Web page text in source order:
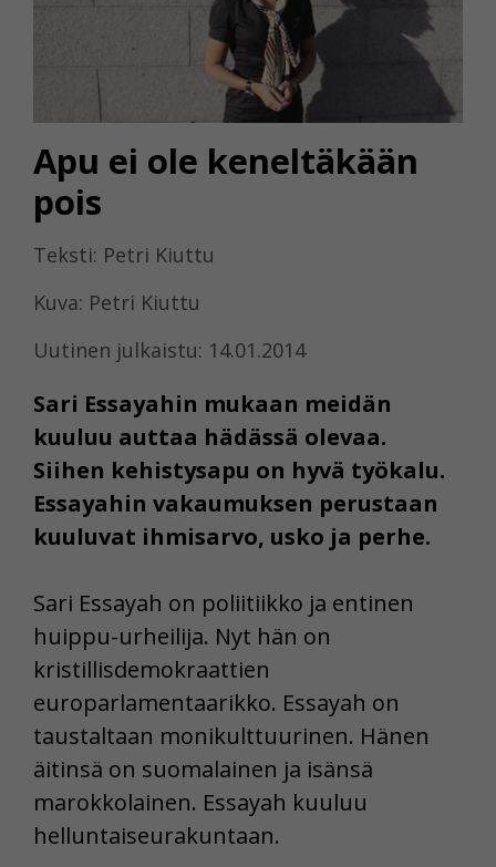
Apu ei ole keneltäkään
pois
Teksti: Petri Kiuttu
Kuva: Petri Kiuttu
Uutinen julkaistu: 14.01.2014
Sari Essayahin mukaan meidän
kuuluu auttaa hädässä olevaa.
Siihen kehistysapu on hyvä työkalu.
Essayahin vakaumuksen perustaan
kuuluvat ihmisarvo, usko ja perhe.
Sari Essayah on poliitiikko ja entinen
huippu-urheilija. Nyt hän on
kristillisdemokraattien
europarlamentaarikko. Essayah on
taustaltaan monikulttuurinen. Hänen
äitinsä on suomalainen ja isänsä
marokkolainen. Essayah kuuluu
helluntaiseurakuntaan.